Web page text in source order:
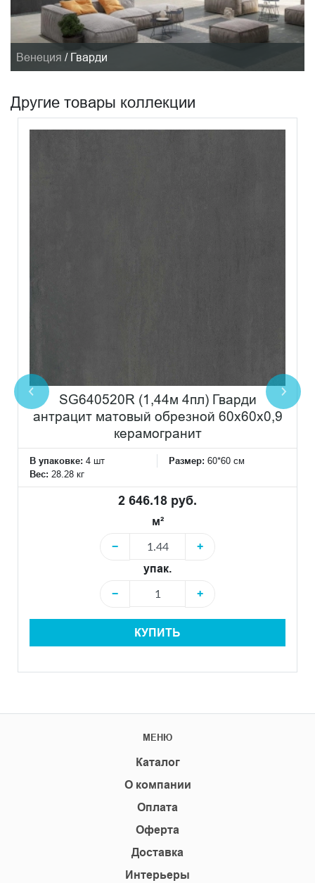
Венеция / Гварди
Другие товары коллекции
SG640520R (1,44м 4пл) Гварди
антрацит матовый обрезной 60x60x0,9
керамогранит
В упаковке: 4 шт Размер: 60*60 см
Вес: 28.28 кг
2 646.18 руб.
м²
−
+
упак.
−
+
КУПИТЬ
МЕНЮ
Каталог
О компании
Оплата
Оферта
Доставка
Интерьеры